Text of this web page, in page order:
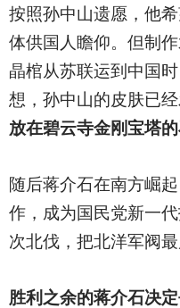
按照孙中山遗愿，他
体供国人瞻仰。但制
晶棺从苏联运到中国
想，孙中山的皮肤已
放在碧云寺金刚宝塔的
随后蒋介石在南方崛
作，成为国民党新一
次北伐，把北洋军阀
胜利之余的蒋介石决